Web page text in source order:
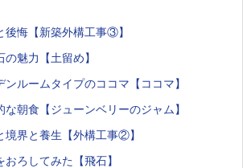
後悔【新築外構工事③】
魅力【土留め】
ルームタイプのココマ【ココマ】
朝食【ジューンベリーのジャム】
境界と養生【外構工事②】
ろしてみた【飛石】